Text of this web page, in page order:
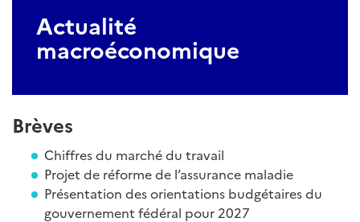
Actualité
macroéconomique
Brèves
Chiffres du marché du travail
Projet de réforme de l’assurance maladie
Présentation des orientations budgétaires du
gouvernement fédéral pour 2027